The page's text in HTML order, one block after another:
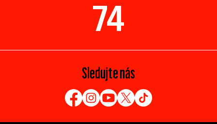
74
Sledujte nás